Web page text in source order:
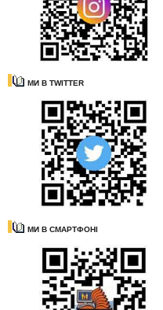
МИ В TWITTER
МИ В СМАРТФОНІ